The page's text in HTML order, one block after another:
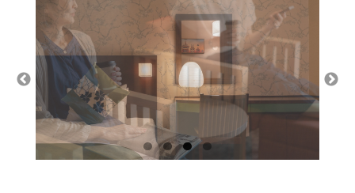
人/室
ビスタグループホテル一覧